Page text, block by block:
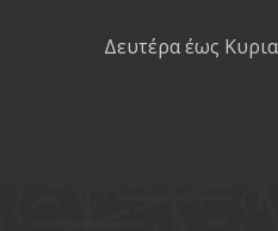
Δευτέρα έως